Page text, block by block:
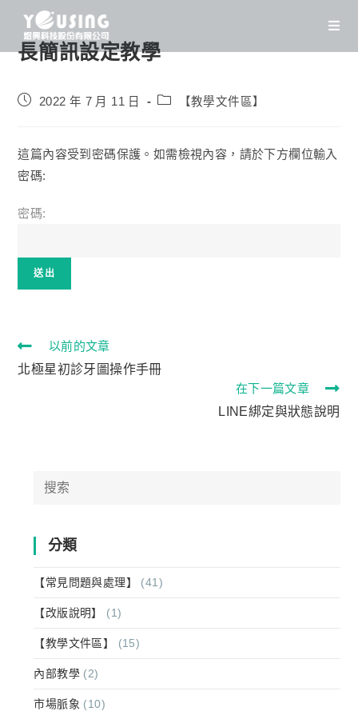
content長簡訊設定教學
Post2022 年 7 月 11 日
Post
【教學文件區】
這篇內容受到密碼保護。如需檢視內容，請於下方欄位輸入
密碼:
密碼:
Read
articles
以前的文章
北極星初診牙圖操作手冊
在下一篇文章
LINE綁定與狀態說明
Search
分類
【常見問題與處理】 (41)
【改版說明】 (1)
【教學文件區】 (15)
內部教學 (2)
市場脈象 (10)